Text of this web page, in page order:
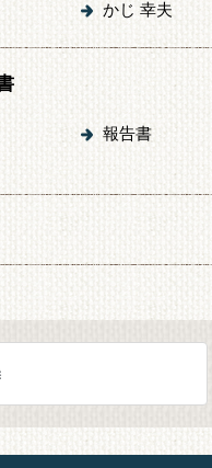
かじ 幸夫
報告書